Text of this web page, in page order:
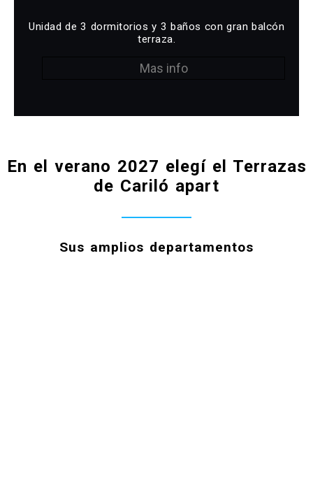
Unidad de 3 dormitorios y 3 baños con gran balcón
terraza.
Mas info
En el verano 2027 elegí el Terrazas
de Cariló apart
Sus amplios departamentos